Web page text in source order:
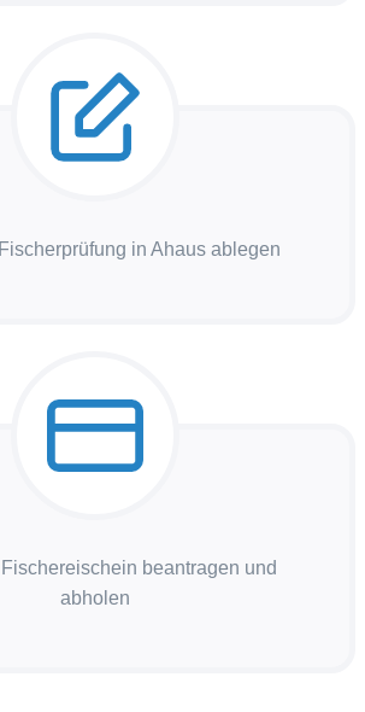
Fischerprüfung in Ahaus ablegen
Fischereischein beantragen und
abholen